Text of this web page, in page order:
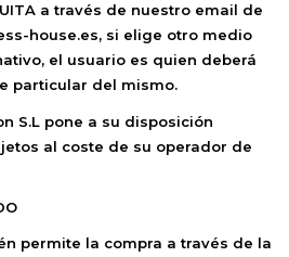
a través de nuestro email de
house.es, si elige otro medio
el usuario es quien deberá
particular del mismo.
S.L pone a su disposición
al coste de su operador de
permite la compra a través de la